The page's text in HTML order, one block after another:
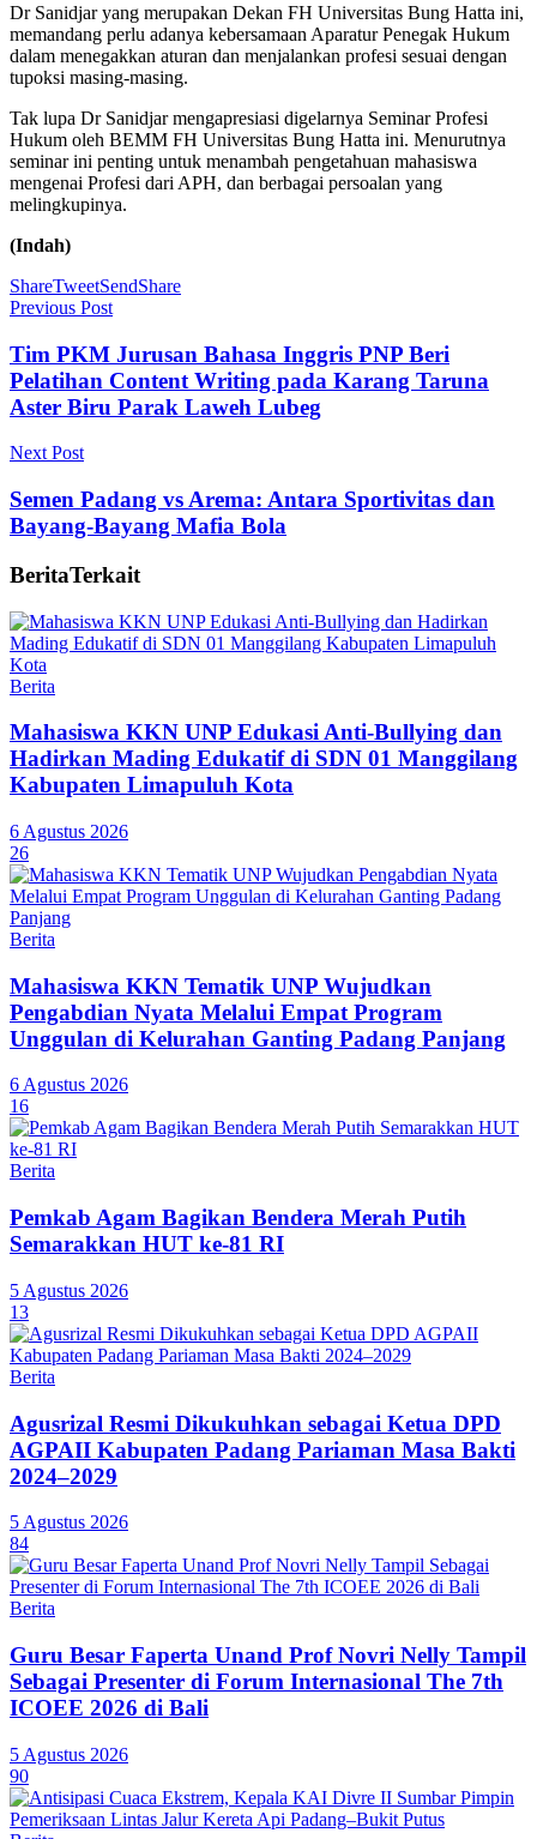
Dr Sanidjar yang merupakan Dekan FH Universitas Bung Hatta ini,
memandang perlu adanya kebersamaan Aparatur Penegak Hukum
dalam menegakkan aturan dan menjalankan profesi sesuai dengan
tupoksi masing-masing.
Tak lupa Dr Sanidjar mengapresiasi digelarnya Seminar Profesi
Hukum oleh BEMM FH Universitas Bung Hatta ini. Menurutnya
seminar ini penting untuk menambah pengetahuan mahasiswa
mengenai Profesi dari APH, dan berbagai persoalan yang
melingkupinya.
(Indah)
ShareTweetSendShare
Previous Post
Tim PKM Jurusan Bahasa Inggris PNP Beri
Pelatihan Content Writing pada Karang Taruna
Aster Biru Parak Laweh Lubeg
Next Post
Semen Padang vs Arema: Antara Sportivitas dan
Bayang-Bayang Mafia Bola
BeritaTerkait
Berita
Mahasiswa KKN UNP Edukasi Anti-Bullying dan
Hadirkan Mading Edukatif di SDN 01 Manggilang
Kabupaten Limapuluh Kota
6 Agustus 2026
26
Berita
Mahasiswa KKN Tematik UNP Wujudkan
Pengabdian Nyata Melalui Empat Program
Unggulan di Kelurahan Ganting Padang Panjang
6 Agustus 2026
16
Berita
Pemkab Agam Bagikan Bendera Merah Putih
Semarakkan HUT ke-81 RI
5 Agustus 2026
13
Berita
Agusrizal Resmi Dikukuhkan sebagai Ketua DPD
AGPAII Kabupaten Padang Pariaman Masa Bakti
2024–2029
5 Agustus 2026
84
Berita
Guru Besar Faperta Unand Prof Novri Nelly Tampil
Sebagai Presenter di Forum Internasional The 7th
ICOEE 2026 di Bali
5 Agustus 2026
90